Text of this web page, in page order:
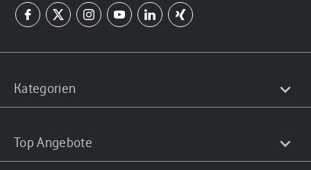
Kategorien
Top Angebote